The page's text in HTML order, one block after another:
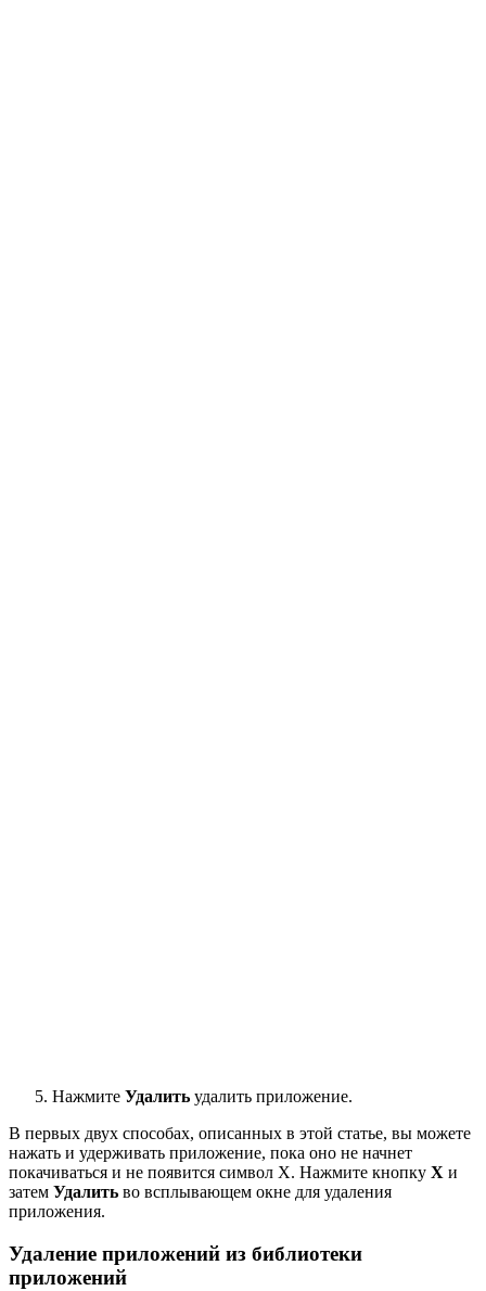
Нажмите Удалить удалить приложение.
В первых двух способах, описанных в этой статье, вы можете
нажать и удерживать приложение, пока оно не начнет
покачиваться и не появится символ X. Нажмите кнопку X и
затем Удалить во всплывающем окне для удаления
приложения.
Удаление приложений из библиотеки
приложений